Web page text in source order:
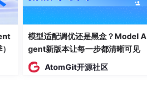
：
迁移结果
模型适配调优还是黑盒？Model A
gent新版本让每一步都清晰可见
AtomGit开源社区